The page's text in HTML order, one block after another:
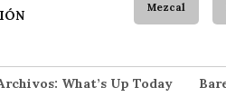
Mezcal
What’s Up Today